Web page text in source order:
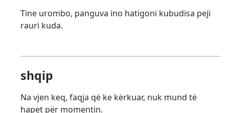
Tine urombo, panguva ino hatigoni kubudisa peji
rauri kuda.
shqip
Na vjen keq, faqja që ke kërkuar, nuk mund të
hapet për momentin.